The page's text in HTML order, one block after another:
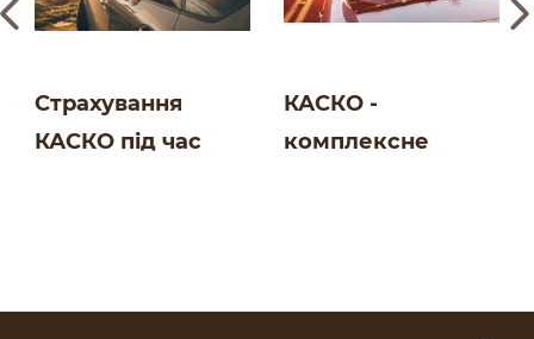
Страхування
КАСКО під час
КАСКО -
комплексне